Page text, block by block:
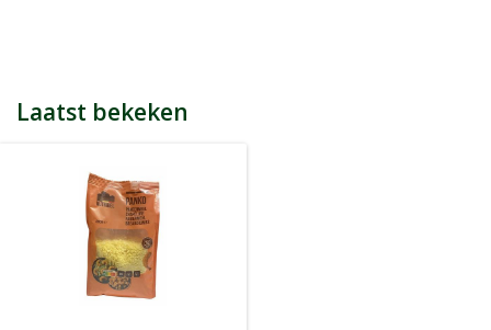
Tijdens het afrekenen zie je dan onderaan een optie om je
spaarpunten in te wisselen, 100 spaarpunten = € 5 korting, 200
In jouw accountgegevens kun je altijd jou actuele aantal
spaarpunten bekijken.
LET OP: Je ontvangt geen spaarpunten op producten die al tegen
een bepaalde actieprijs of met een bepaalde korting worden
aangeboden, m.a.w. je ontvangt alleen spaarpunten op
producten die tegen de normale of standaard verkoopprijs
Laatst bekeken